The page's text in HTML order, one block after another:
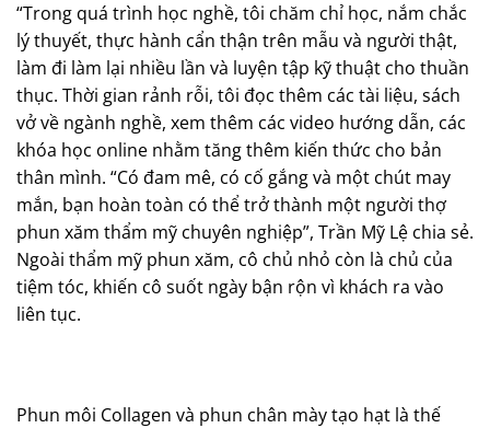
“Trong quá trình học nghề, tôi chăm chỉ học, nắm chắc
lý thuyết, thực hành cẩn thận trên mẫu và người thật,
làm đi làm lại nhiều lần và luyện tập kỹ thuật cho thuần
thục. Thời gian rảnh rỗi, tôi đọc thêm các tài liệu, sách
vở về ngành nghề, xem thêm các video hướng dẫn, các
khóa học online nhằm tăng thêm kiến thức cho bản
thân mình. “Có đam mê, có cố gắng và một chút may
mắn, bạn hoàn toàn có thể trở thành một người thợ
phun xăm thẩm mỹ chuyên nghiệp”, Trần Mỹ Lệ chia sẻ.
Ngoài thẩm mỹ phun xăm, cô chủ nhỏ còn là chủ của
tiệm tóc, khiến cô suốt ngày bận rộn vì khách ra vào
liên tục.
Phun môi Collagen và phun chân mày tạo hạt là thế